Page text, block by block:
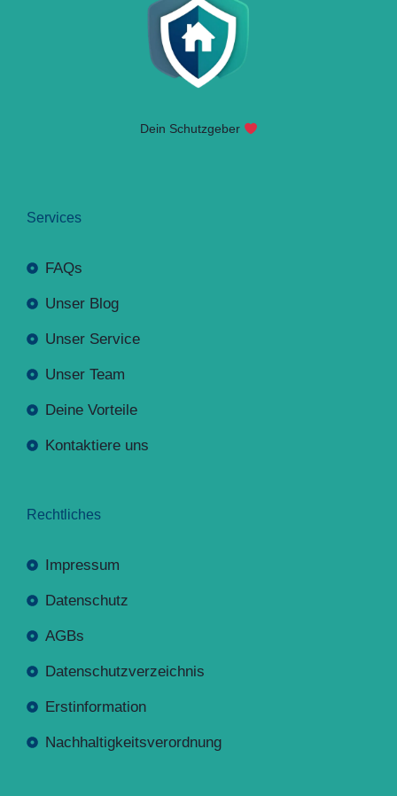
Dein Schutzgeber
Services
FAQs
Unser Blog
Unser Service
Unser Team
Deine Vorteile
Kontaktiere uns
Rechtliches
Impressum
Datenschutz
AGBs
Datenschutzverzeichnis
Erstinformation
Nachhaltigkeitsverordnung